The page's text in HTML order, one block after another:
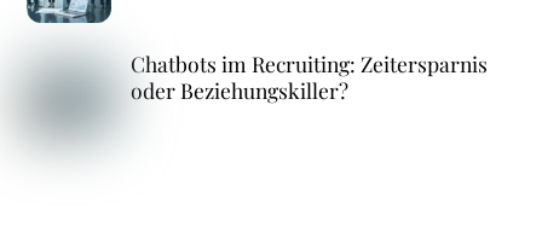
Chatbots im Recruiting: Zeitersparnis
oder Beziehungskiller?